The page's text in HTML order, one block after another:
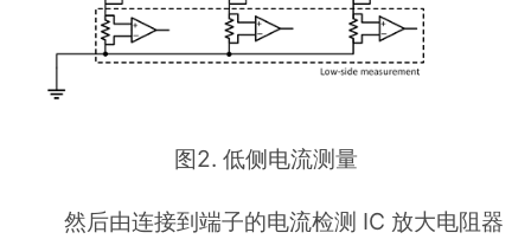
图2. 低侧电流测量
然后由连接到端子的电流检测 IC 放大电阻器